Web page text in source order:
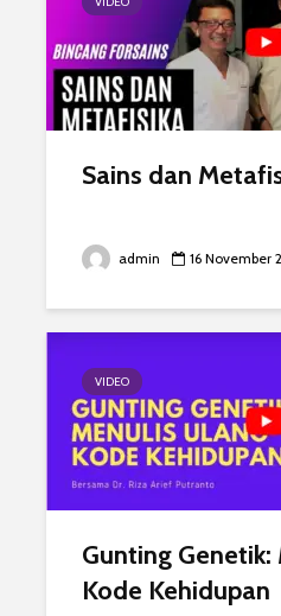
Sains dan
admin 16 November
VIDEO
Gunting
Kode Kehidupan